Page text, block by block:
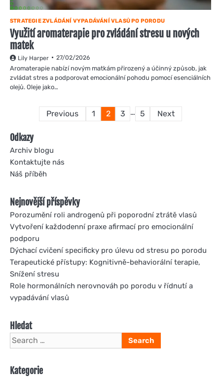
STRATEGIE ZVLÁDÁNÍ VYPADÁVÁNÍ VLASŮ PO PORODU
Využití aromaterapie pro zvládání stresu u nových
matek
Lily Harper 27/02/2026
Aromaterapie nabízí novým matkám přirozený a účinný způsob, jak
zvládat stres a podporovat emocionální pohodu pomocí esenciálních
olejů. Oleje jako…
Posts
Previous 1 2 3 … 5 Next
Odkazy
Archiv blogu
Kontaktujte nás
Náš příběh
Nejnovější příspěvky
Porozumění roli androgenů při poporodní ztrátě vlasů
Vytvoření každodenní praxe afirmací pro emocionální
podporu
Dýchací cvičení specificky pro úlevu od stresu po porodu
Terapeutické přístupy: Kognitivně-behaviorální terapie,
Snížení stresu
Role hormonálních nerovnováh po porodu v řídnutí a
vypadávání vlasů
Hledat
Search
for:
Kategorie